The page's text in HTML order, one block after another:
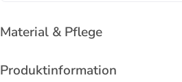
Material & Pflege
Produktinformation